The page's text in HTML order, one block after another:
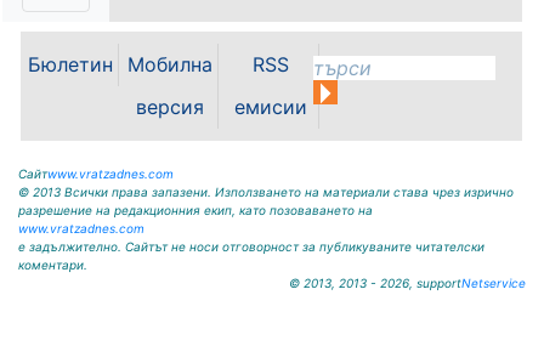
възникнала аварийна ситуация е
спряно водоподаването в
ул."Никола Вапцаров" днес
07.08.2026г. до отстраняване на
аварията. Тел.: 092 66 11 19 Тел.:
0889 316...
Бюлетин
Мобилна
версия
RSS
емисии
Сайтwww.vratzadnes.com
© 2013 Всички права запазени. Използването на материали става чрез изрично
разрешение на редакционния екип, като позоваването на
www.vratzadnes.com
е задължително. Сайтът не носи отговорност за публикуваните читателски
коментари.
© 2013, 2013 - 2026, supportNetservice